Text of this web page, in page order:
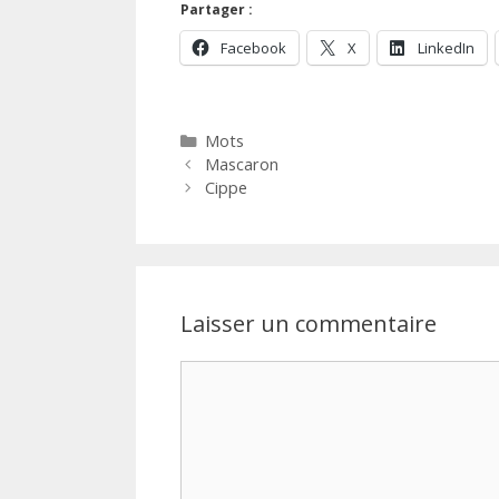
Partager :
Facebook X LinkedIn
Catégories
Mots
Mascaron
Cippe
Laisser un commentaire